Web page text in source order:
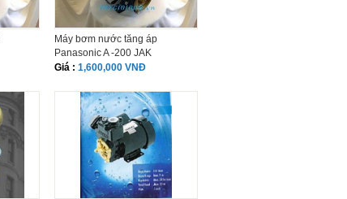
Máy bơm nước tăng áp
Panasonic A -200 JAK
Giá : 1,600,000 VNĐ